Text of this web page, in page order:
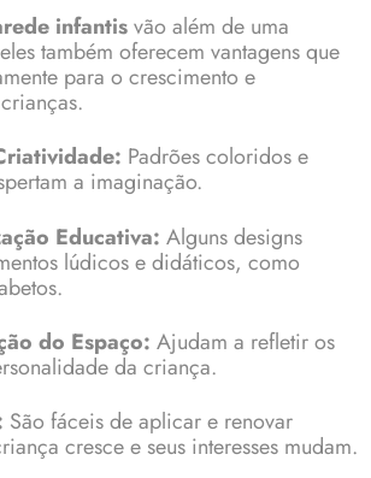
infantisvão além de uma
também oferecem vantagens que
para o crescimento e
Padrões coloridos e
a imaginação.
Educativa: Alguns designs
lúdicos e didáticos, como
do Espaço: Ajudam a refletir os
da criança.
São fáceis de aplicar e renovar
cresce e seus interesses mudam.